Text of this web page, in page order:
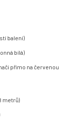
balení)
bílá)
přímo na červenou
metrů)